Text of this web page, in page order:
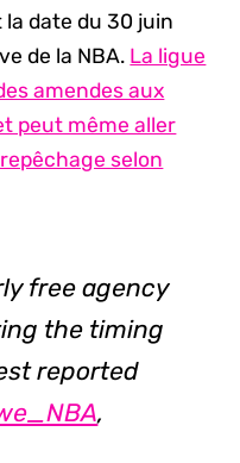
date du 30 juin
de la NBA. La ligue
amendes aux
peut même aller
selon
free agency
the timing
reported
,